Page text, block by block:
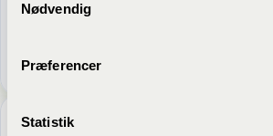
Nødvendig
Præferencer
Statistik
Fra bloggen